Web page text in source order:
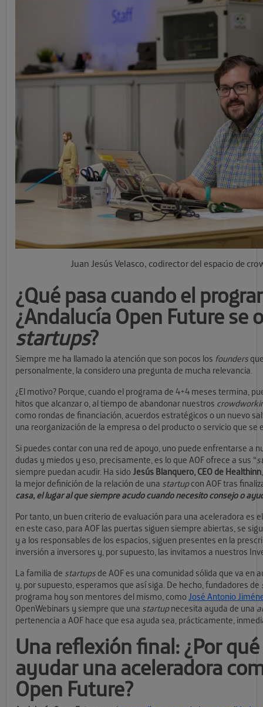
Juan Jesús Velasco, codirector del espacio de
¿Qué pasa cuando el
¿Andalucía Open Future se
startups?
Siempre me ha llamado la atención que son pocos los founders
personalmente, la considero una pregunta de mucha relevancia.
¿El motivo? Porque, cuando el programa de 4+4 meses termina,
hitos que alcanzar o, al tiempo de abandonar nuestros
como rondas de financiación, acuerdos estratégicos o un nuevo
una reorganización de la empresa o del producto o servicio que se
Si puedes contar con una red de apoyo, uno puede enfrentarse a
dudas y miedos y eso, precisamente, es lo que AOF ofrece a sus “
siempre puedan acudir. Ha sidoJesús Blanquero, CEO de Healthinn
la mejor definición de la relación de una startupcon AOF tras
casa, el lugar al que siempre acudo cuando necesito consejo o
Por tanto, un buen criterio de evaluación para una aceleradora es
en este caso, para AOF las puertas siguen siempre abiertas, se
y a los responsables de los espacios, siguen presentes en la
inversión a inversores y, por supuesto, las invitamos a nuestros
La familia de startupsde AOF es una comunidad sólida que va en
y, por supuesto, esperamos que así siga. De hecho, fundadores de
programa hoy son mentores del mismo, como José Antonio
OpenWebinars y siempre que una startupnecesita ayuda de una
pertenencia a AOF hace que esa ayuda sea, prácticamente,
Una reflexión final: ¿Por
ayudar una aceleradora
Open Future?